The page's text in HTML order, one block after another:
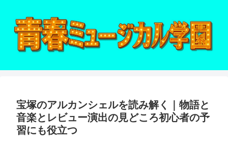
宝塚のアルカンシェルを読み解く｜物語と
音楽とレビュー演出の見どころ初心者の予
習にも役立つ